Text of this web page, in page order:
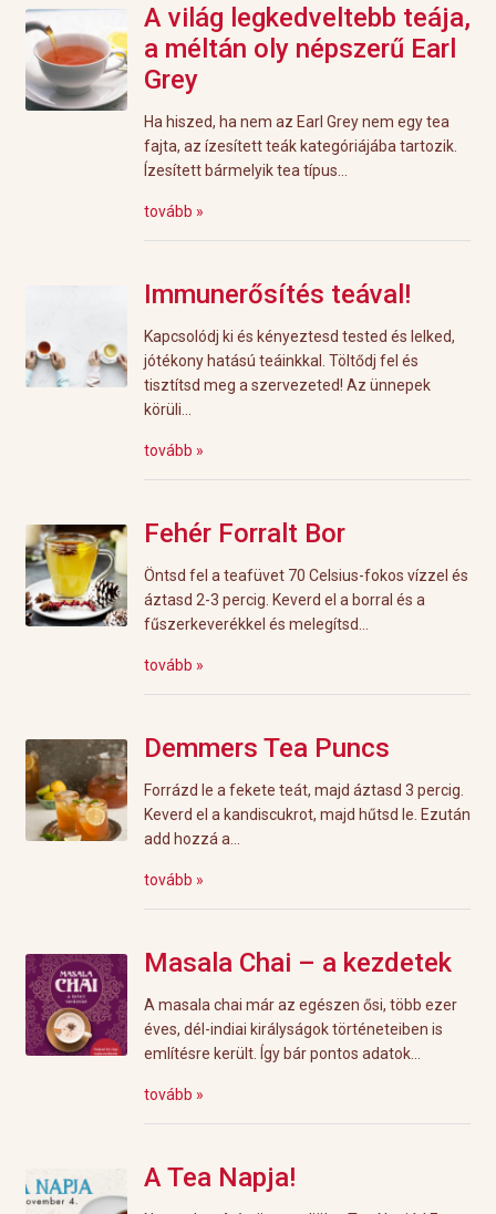
A világ legkedveltebb teája,
a méltán oly népszerű Earl
Grey
Ha hiszed, ha nem az Earl Grey nem egy tea
fajta, az ízesített teák kategóriájába tartozik.
Ízesített bármelyik tea típus...
tovább »
Immunerősítés teával!
Kapcsolódj ki és kényeztesd tested és lelked,
jótékony hatású teáinkkal. Töltődj fel és
tisztítsd meg a szervezeted! Az ünnepek
körüli...
tovább »
Fehér Forralt Bor
Öntsd fel a teafüvet 70 Celsius-fokos vízzel és
áztasd 2-3 percig. Keverd el a borral és a
fűszerkeverékkel és melegítsd...
tovább »
Demmers Tea Puncs
Forrázd le a fekete teát, majd áztasd 3 percig.
Keverd el a kandiscukrot, majd hűtsd le. Ezután
add hozzá a...
tovább »
Masala Chai – a kezdetek
A masala chai már az egészen ősi, több ezer
éves, dél-indiai királyságok történeteiben is
említésre került. Így bár pontos adatok...
tovább »
A Tea Napja!